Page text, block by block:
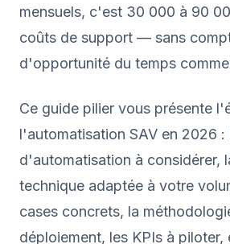
mensuels, c'est 30 000 à 90
coûts de support — sans
d'opportunité du temps
Ce guide pilier vous présente
l'automatisation SAV en 2026 :
d'automatisation à considérer,
technique adaptée à votre
cases concrets, la
déploiement, les KPIs à